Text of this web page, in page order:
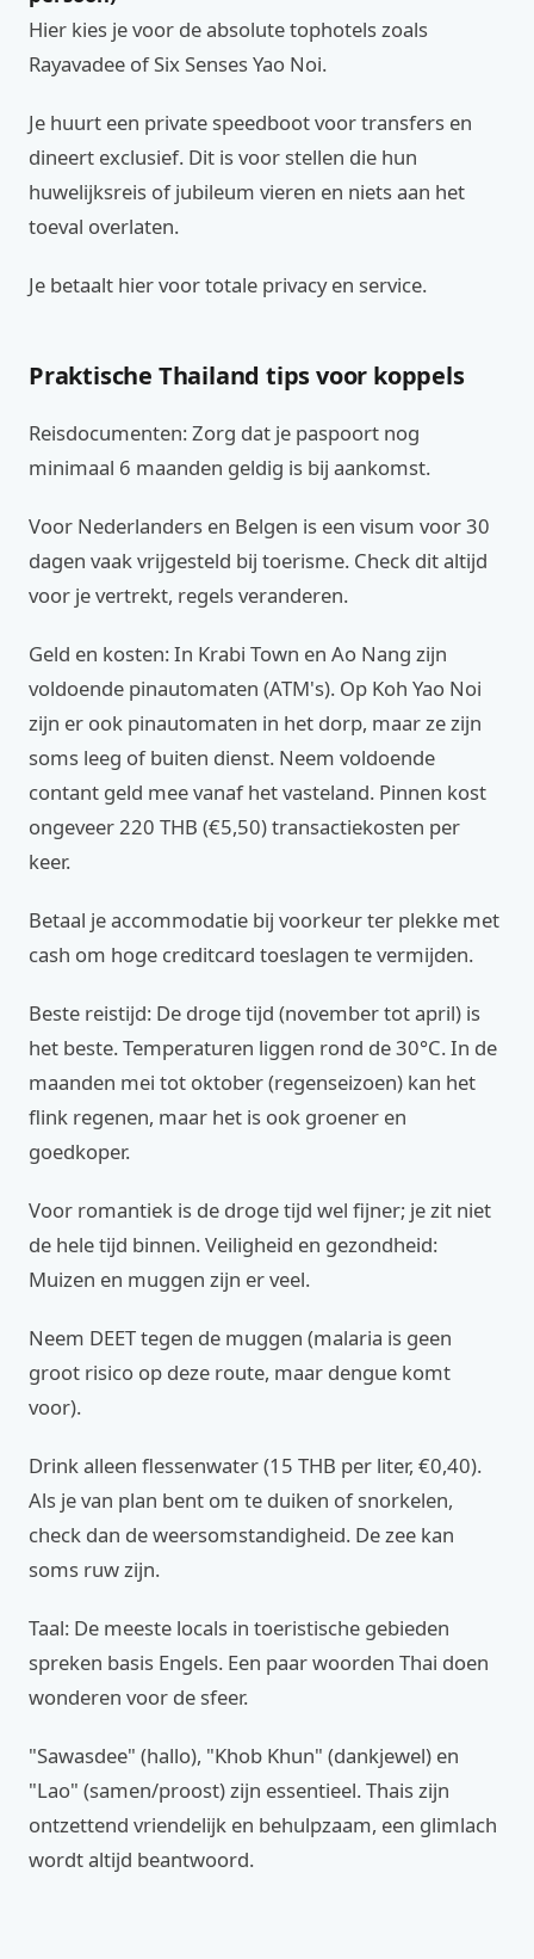
Hier kies je voor de absolute tophotels zoals
Rayavadee of Six Senses Yao Noi.
Je huurt een private speedboot voor transfers en
dineert exclusief. Dit is voor stellen die hun
huwelijksreis of jubileum vieren en niets aan het
toeval overlaten.
Je betaalt hier voor totale privacy en service.
Praktische Thailand tips voor koppels
Reisdocumenten: Zorg dat je paspoort nog
minimaal 6 maanden geldig is bij aankomst.
Voor Nederlanders en Belgen is een visum voor 30
dagen vaak vrijgesteld bij toerisme. Check dit altijd
voor je vertrekt, regels veranderen.
Geld en kosten: In Krabi Town en Ao Nang zijn
voldoende pinautomaten (ATM's). Op Koh Yao Noi
zijn er ook pinautomaten in het dorp, maar ze zijn
soms leeg of buiten dienst. Neem voldoende
contant geld mee vanaf het vasteland. Pinnen kost
ongeveer 220 THB (€5,50) transactiekosten per
keer.
Betaal je accommodatie bij voorkeur ter plekke met
cash om hoge creditcard toeslagen te vermijden.
Beste reistijd: De droge tijd (november tot april) is
het beste. Temperaturen liggen rond de 30°C. In de
maanden mei tot oktober (regenseizoen) kan het
flink regenen, maar het is ook groener en
goedkoper.
Voor romantiek is de droge tijd wel fijner; je zit niet
de hele tijd binnen. Veiligheid en gezondheid:
Muizen en muggen zijn er veel.
Neem DEET tegen de muggen (malaria is geen
groot risico op deze route, maar dengue komt
voor).
Drink alleen flessenwater (15 THB per liter, €0,40).
Als je van plan bent om te duiken of snorkelen,
check dan de weersomstandigheid. De zee kan
soms ruw zijn.
Taal: De meeste locals in toeristische gebieden
spreken basis Engels. Een paar woorden Thai doen
wonderen voor de sfeer.
"Sawasdee" (hallo), "Khob Khun" (dankjewel) en
"Lao" (samen/proost) zijn essentieel. Thais zijn
ontzettend vriendelijk en behulpzaam, een glimlach
wordt altijd beantwoord.